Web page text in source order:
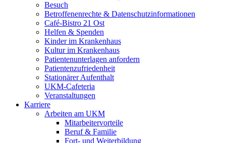
Besuch
Betroffenenrechte & Datenschutzinformationen
Café-Bistro 21 Ost
Helfen & Spenden
Kinder im Krankenhaus
Kultur im Krankenhaus
Patientenunterlagen anfordern
Patientenzufriedenheit
Stationärer Aufenthalt
UKM-Cafeteria
Veranstaltungen
Karriere
Arbeiten am UKM
Mitarbeitervorteile
Beruf & Familie
Fort- und Weiterbildung